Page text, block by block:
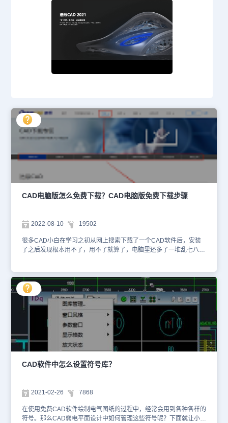
CAD电脑版怎么免费下载？CAD电脑版免费下载步骤
2022-08-10 19502
很多CAD小白在学习之初从网上搜索下载了一个CAD软件后，安装
了之后发现根本用不了，用不了就算了，电脑里还多了一堆乱七八糟
下载电脑版免费下载步骤： 1、首先打开电脑中的浏览器，在搜索框
中输入：浩辰CAD，点击搜索。2、在搜索结果页面中找到浩辰CAD
官网（官网后面会有蓝色的官方标识），并点击进入。如下图所示：
3、进入浩辰CAD官网后，在导航栏中点击【下载】，在CAD下载专
区页面中提供了浩辰CAD及行业应用软件免费CAD下载试用，根据
实际需求选择要使用的软件，点击【立即下载】即可。如下图所示：
4、下载完成后，在文件夹中找到安装包，双击浩辰CAD安装程序，
根据提示步骤进行安装即可。 通过以上几个简单步骤便可完成浩辰
CAD软件的下载安装，各位新手设计师小伙伴如果需要下载免费
CAD软件的话，可以参考本篇教程来操作哦~更多CAD实用技巧后续
课程中会给大家逐一分享，大家可以持续关注浩辰CAD官网教程专
CAD软件中怎么设置符号库？
2021-02-26 7868
在使用免费CAD软件绘制电气图纸的过程中，经常会用到各种各样的
符号。那么CAD弱电平面设计中如何管理这些符号呢？下面就让小编